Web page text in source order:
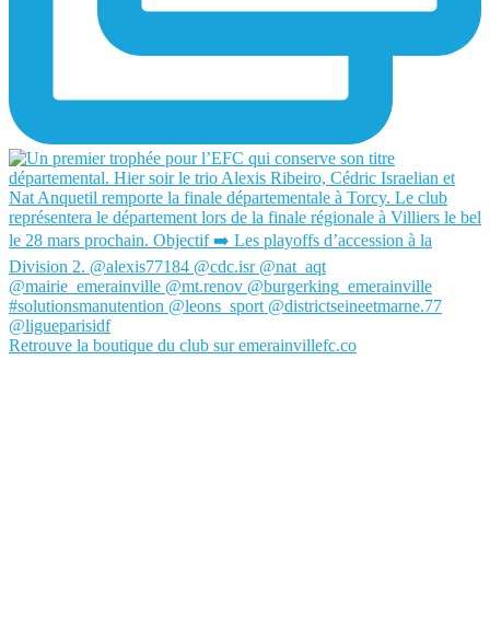
Retrouve la boutique du club sur emerainvillefc.co